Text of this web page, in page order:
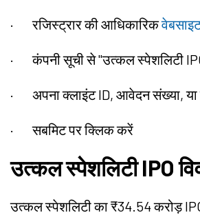
·रजिस्ट्रार की आधिकारिक
·कंपनी सूची से "उत्कल स्पेशलिटी
· अपना क्लाइंट ID, आवेदन संख्या, या
·सबमिट पर क्लिक करें
उत्कल स्पेशलिटी IPO
उत्कल स्पेशलिटी का ₹34.54 करोड़